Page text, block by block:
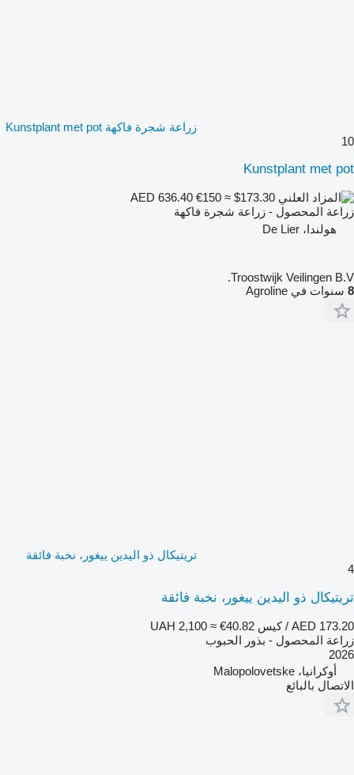
زراعة شجرة فاكهة Kunstplant met pot
10
Kunstplant met pot
€150 ≈ $173.30
زراعة المحصول - زراعة شجرة فاكهة
هولندا، De Lier
Troostwijk Veilingen B.V.
8 سنوات في Agroline
تريتيكال ذو اليدين ييغور، نخبة فائقة
4
تريتيكال ذو اليدين ييغور، نخبة فائقة
AED 173.20 / كيس UAH 2,100 ≈ €40.82
زراعة المحصول - بذور الحبوب
2026
أوكرانيا، Malopolovetske
الاتصال بالبائع